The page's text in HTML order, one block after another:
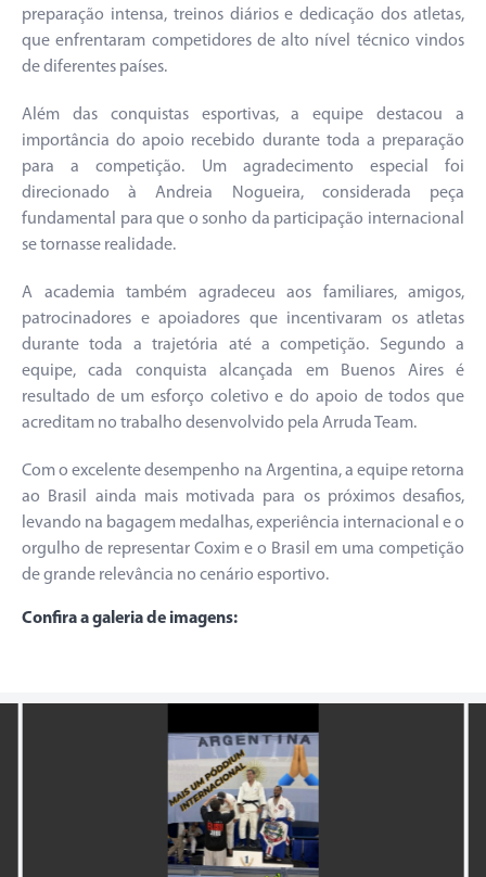
preparação intensa, treinos diários e dedicação dos atletas,
que enfrentaram competidores de alto nível técnico vindos
de diferentes países.
Além das conquistas esportivas, a equipe destacou a
importância do apoio recebido durante toda a preparação
para a competição. Um agradecimento especial foi
direcionado à Andreia Nogueira, considerada peça
fundamental para que o sonho da participação internacional
se tornasse realidade.
A academia também agradeceu aos familiares, amigos,
patrocinadores e apoiadores que incentivaram os atletas
durante toda a trajetória até a competição. Segundo a
equipe, cada conquista alcançada em Buenos Aires é
resultado de um esforço coletivo e do apoio de todos que
acreditam no trabalho desenvolvido pela Arruda Team.
Com o excelente desempenho na Argentina, a equipe retorna
ao Brasil ainda mais motivada para os próximos desafios,
levando na bagagem medalhas, experiência internacional e o
orgulho de representar Coxim e o Brasil em uma competição
de grande relevância no cenário esportivo.
Confira a galeria de imagens: